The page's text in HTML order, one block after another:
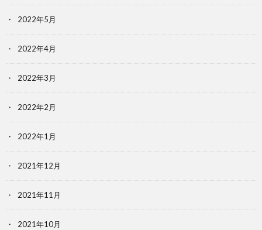
2022年5月
2022年4月
2022年3月
2022年2月
2022年1月
2021年12月
2021年11月
2021年10月